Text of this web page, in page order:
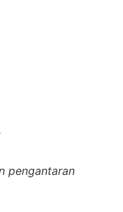
pengantaran